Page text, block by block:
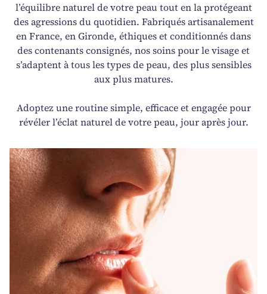
l’équilibre naturel de votre peau tout en la protégeant
des agressions du quotidien. Fabriqués artisanalement
en France, en Gironde, éthiques et conditionnés dans
des contenants consignés, nos soins pour le visage et
s’adaptent à tous les types de peau, des plus sensibles
aux plus matures.
Adoptez une routine simple, efficace et engagée pour
révéler l’éclat naturel de votre peau, jour après jour.